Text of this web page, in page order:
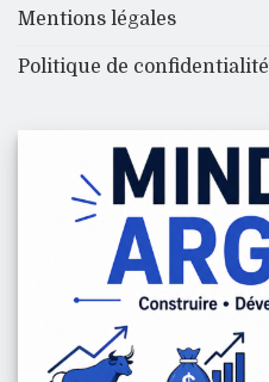
Mentions légales
Politique de confidentialité